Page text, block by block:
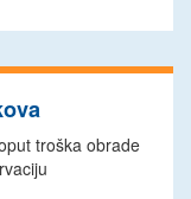
troška obrade